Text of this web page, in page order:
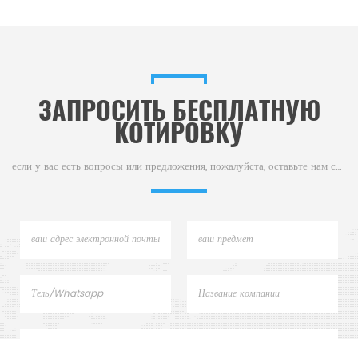
ЗАПРОСИТЬ БЕСПЛАТНУЮ
КОТИРОВКУ
если у вас есть вопросы или предложения, пожалуйста, оставьте нам сообщение,